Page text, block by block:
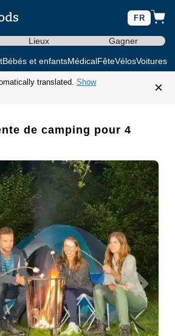
FR
Lieux Gagner
Bébés et enfantsMédicalFêteVélosVoitures
translated. Show
×
de camping pour 4